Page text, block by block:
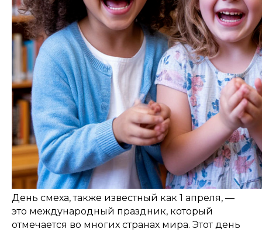
День смеха, также известный как 1 апреля, —
это международный праздник, который
отмечается во многих странах мира. Этот день